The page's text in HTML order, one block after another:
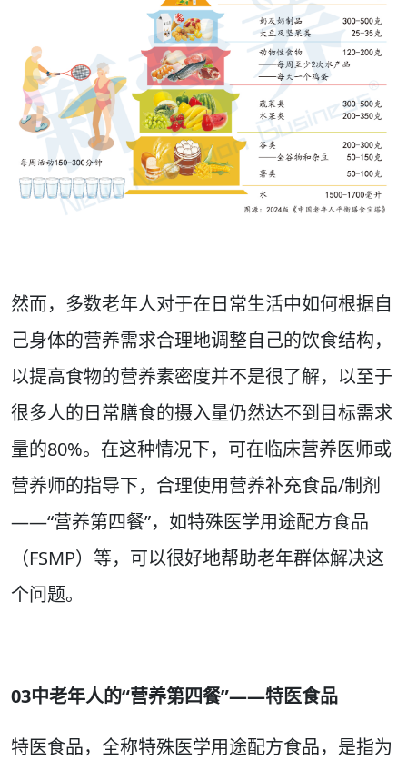
然而，多数老年人对于在日常生活中如何根据自
己身体的营养需求合理地调整自己的饮食结构，
以提高食物的营养素密度并不是很了解，以至于
很多人的日常膳食的摄入量仍然达不到目标需求
量的80%。在这种情况下，可在临床营养医师或
营养师的指导下，合理使用营养补充食品/制剂
——“营养第四餐”，如特殊医学用途配方食品
（FSMP）等，可以很好地帮助老年群体解决这
个问题。
03中老年人的“营养第四餐”——特医食品
特医食品，全称特殊医学用途配方食品，是指为